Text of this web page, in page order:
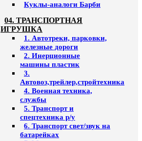
Куклы-аналоги Барби
04. ТРАНСПОРТНАЯ
ИГРУШКА
1. Автотреки, парковки,
железные дороги
2. Инерционные
машины пластик
3.
Автовоз,трейлер,стройтехника
4. Военная техника,
службы
5. Транспорт и
спецтехника р/у
6. Транспорт свет/звук на
батарейках